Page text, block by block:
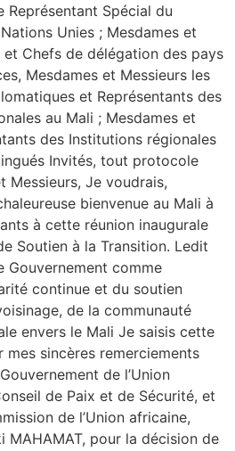
Représentant Spécial du
Unies ; Mesdames et
et Chefs de délégation des pays
Mesdames et Messieurs les
et Représentants des
au Mali ; Mesdames et
des Institutions régionales
Invités, tout protocole
Messieurs, Je voudrais,
bienvenue au Mali à
à cette réunion inaugurale
Soutien à la Transition. Ledit
Gouvernement comme
continue et du soutien
de la communauté
envers le Mali Je saisis cette
sincères remerciements
de l’Union
de Paix et de Sécurité, et
de l’Union africaine,
MAHAMAT, pour la décision de